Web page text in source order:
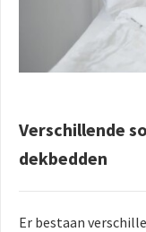
Verschillende
dekbedden
Er bestaan